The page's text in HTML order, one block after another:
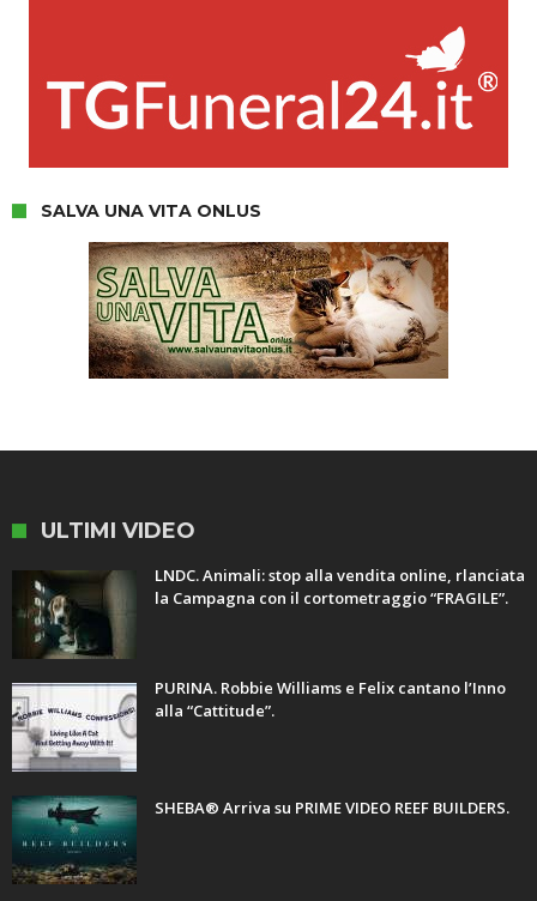
SALVA UNA VITA ONLUS
ULTIMI VIDEO
LNDC. Animali: stop alla vendita online, rlanciata
la Campagna con il cortometraggio “FRAGILE”.
PURINA. Robbie Williams e Felix cantano l’Inno
alla “Cattitude”.
SHEBA® Arriva su PRIME VIDEO REEF BUILDERS.